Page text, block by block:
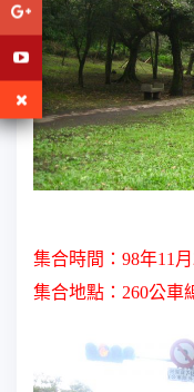
集合時間： 98年11 月
集合地點： 260公車